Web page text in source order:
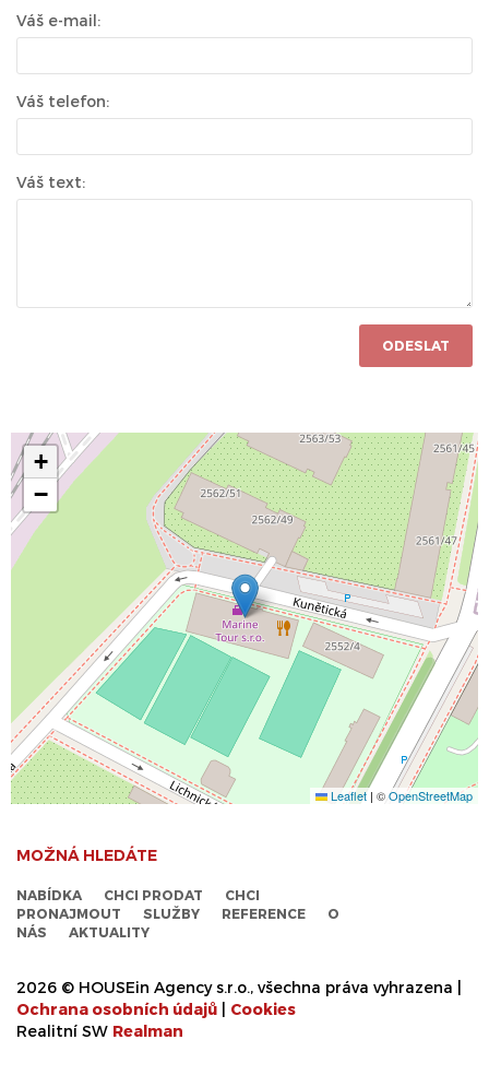
Váš e-mail:
Váš telefon:
Váš text:
ODESLAT
+
−
Leaflet | ©OpenStreetMap
MOŽNÁ HLEDÁTE
NABÍDKA CHCI PRODAT
CHCI
PRONAJMOUT
SLUŽBY REFERENCE
O
NÁS
AKTUALITY
2026 © HOUSEin Agency s.r.o., všechna práva vyhrazena |
Ochrana osobních údajů
Cookies
Realitní SW Realman